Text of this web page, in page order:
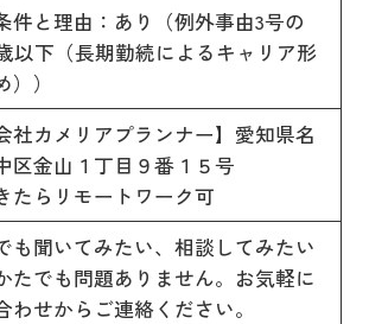
件と理由：あり（例外事由3号の
以下（長期勤続によるキャリア形
）
社カメリアプランナー】愛知県名
区金山１丁目９番１５号
たらリモートワーク可
も聞いてみたい、相談してみたい
たでも問題ありません。お気軽に
わせからご連絡ください。